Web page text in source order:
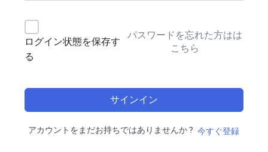
ログイン状態を保存す
る
パスワードを忘れた方はは
こちら
サインイン
アカウントをまだお持ちではありませんか ? 今すぐ登録